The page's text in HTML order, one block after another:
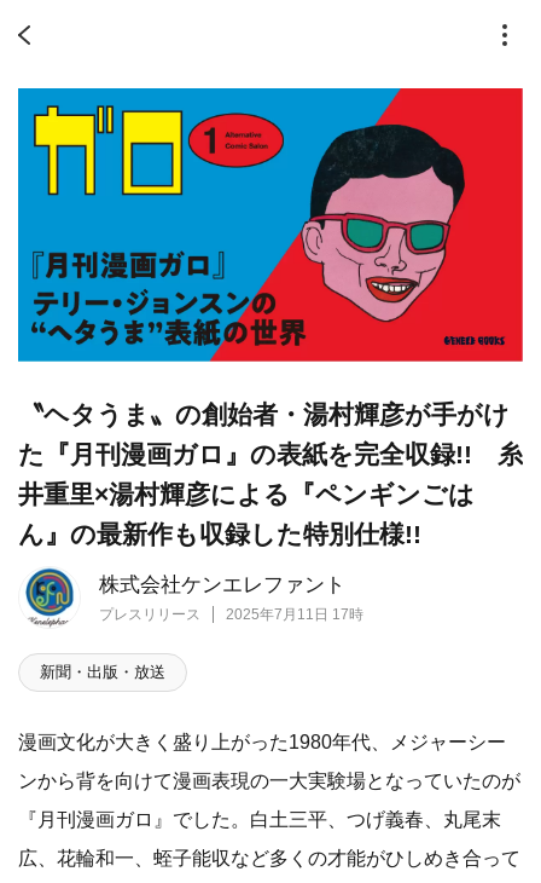
株式会社ケンエレファント
プレスリリース 2025年7月11日 17時
〝ヘタうま〟の創始者・湯村輝彦が手がけ
た『月刊漫画ガロ』の表紙を完全収録!! 糸
井重里×湯村輝彦による『ペンギンごは
ん』の最新作も収録した特別仕様!!
新聞・出版・放送
漫画文化が大きく盛り上がった1980年代、メジャーシー
ンから背を向けて漫画表現の一大実験場となっていたのが
『月刊漫画ガロ』でした。白土三平、つげ義春、丸尾末
広、花輪和一、蛭子能収など多くの才能がひしめき合って